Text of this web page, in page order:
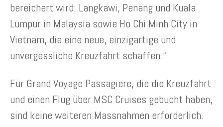
bereichert wird: Langkawi, Penang und Kuala
Lumpur in Malaysia sowie Ho Chi Minh City in
Vietnam, die eine neue, einzigartige und
unvergessliche Kreuzfahrt schaffen.“
Für Grand Voyage Passagiere, die die Kreuzfahrt
und einen Flug über MSC Cruises gebucht haben,
sind keine weiteren Massnahmen erforderlich.